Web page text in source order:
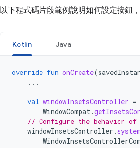
以下程式碼片段範例說明如何設定按鈕
Kotlin Java
override fun onCreate(
...
val windowInsetsController =
WindowCompat.
// Configure the behavior of
windowInsetsController .